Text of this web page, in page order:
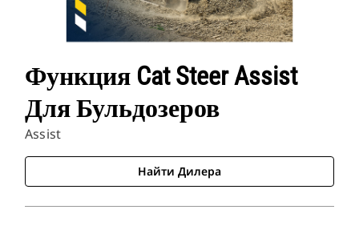
Функция Cat Steer Assist
Для Бульдозеров
Assist
Найти Дилера